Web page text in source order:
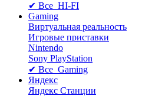
✔ Все HI-FI
Gaming
Виртуальная реальность
Игровые приставки
Nintendo
Sony PlayStation
✔ Все Gaming
Яндекс
Яндекс Станции